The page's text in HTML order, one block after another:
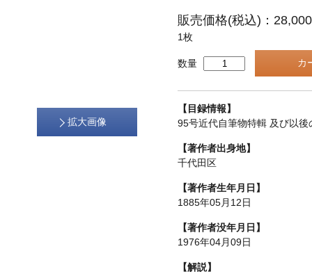
拡大画像
販売価格(税込)：
1枚
数量
【目録情報】
95号近代自筆物特輯 及び以後
【著作者出身地】
千代田区
【著作者生年月日】
1885年05月12日
【著作者没年月日】
1976年04月09日
【解説】